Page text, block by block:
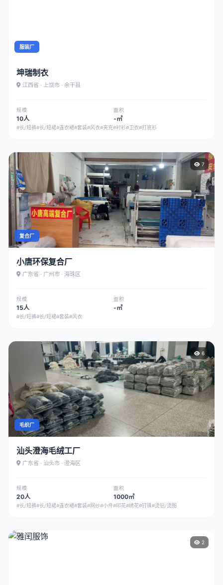
服装厂
坤瑞制衣
江西省 · 上饶市 · 余干县
规模
10人
面积
-㎡
#长/短裤#长/短裙#连衣裙#套装#风衣#夹克#衬衫#卫衣#打底衫
7
复合厂
小唐环保复合厂
广东省 · 广州市 · 海珠区
规模
15人
面积
-㎡
#长/短裤#长/短裙#套装#风衣
6
毛织厂
汕头澄海毛绒工厂
广东省 · 汕头市 · 澄海区
规模
20人
面积
1000㎡
#长/短裤#长/短裙#连衣裙#套装#网纱#小件#印花#绣花#钉珠#烫钻/烫图
2